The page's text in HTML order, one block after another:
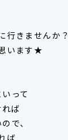
行きませんか？
います★
って
ば
で、